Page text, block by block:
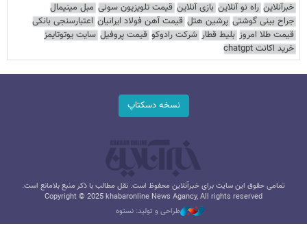
خبرآنلاین راه نو آنلاین بازی آنلاین قیمت تلویزیون سونی مبل مینیمال
جراح بینی گوشتی پرشین هتل قیمت آهن فولاد ایرانیان اعتبارسنجی بانکی
قیمت طلا امروز بلیط قطار شرکت رادوکو قیمت پروفیل سایت یوتوتایمز
خرید اکانت chatgpt
نسخه دسکتاپ
تمامی حقوق این سایت برای خبرآنلاین محفوظ است. نقل مطالب با ذکر منبع بلامانع است.
Copyright © 2025 khabaronline News Agancy, All rights reserved
طراحی و تولید: نستوه